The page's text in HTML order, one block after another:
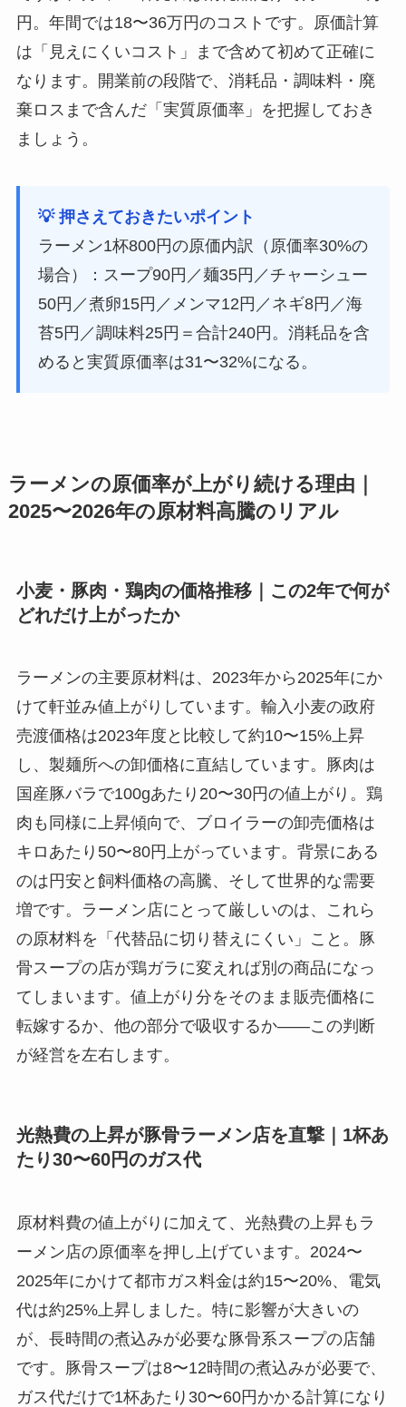
円。年間では18〜36万円のコストです。原価計算
は「見えにくいコスト」まで含めて初めて正確に
なります。開業前の段階で、消耗品・調味料・廃
棄ロスまで含んだ「実質原価率」を把握しておき
ましょう。
💡 押さえておきたいポイント
ラーメン1杯800円の原価内訳（原価率30%の
場合）：スープ90円／麺35円／チャーシュー
50円／煮卵15円／メンマ12円／ネギ8円／海
苔5円／調味料25円＝合計240円。消耗品を含
めると実質原価率は31〜32%になる。
ラーメンの原価率が上がり続ける理由｜
2025〜2026年の原材料高騰のリアル
小麦・豚肉・鶏肉の価格推移｜この2年で何が
どれだけ上がったか
ラーメンの主要原材料は、2023年から2025年にか
けて軒並み値上がりしています。輸入小麦の政府
売渡価格は2023年度と比較して約10〜15%上昇
し、製麺所への卸価格に直結しています。豚肉は
国産豚バラで100gあたり20〜30円の値上がり。鶏
肉も同様に上昇傾向で、ブロイラーの卸売価格は
キロあたり50〜80円上がっています。背景にある
のは円安と飼料価格の高騰、そして世界的な需要
増です。ラーメン店にとって厳しいのは、これら
の原材料を「代替品に切り替えにくい」こと。豚
骨スープの店が鶏ガラに変えれば別の商品になっ
てしまいます。値上がり分をそのまま販売価格に
転嫁するか、他の部分で吸収するか——この判断
が経営を左右します。
光熱費の上昇が豚骨ラーメン店を直撃｜1杯あ
たり30〜60円のガス代
原材料費の値上がりに加えて、光熱費の上昇もラ
ーメン店の原価率を押し上げています。2024〜
2025年にかけて都市ガス料金は約15〜20%、電気
代は約25%上昇しました。特に影響が大きいの
が、長時間の煮込みが必要な豚骨系スープの店舗
です。豚骨スープは8〜12時間の煮込みが必要で、
ガス代だけで1杯あたり30〜60円かかる計算になり